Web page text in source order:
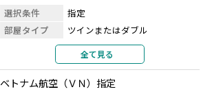
選択条件
指定
部屋タイプ
ツインまたはダブル
2名1室利用
部屋カテゴリ
指定なし
全て見る
ベトナム航空（ＶＮ）指定